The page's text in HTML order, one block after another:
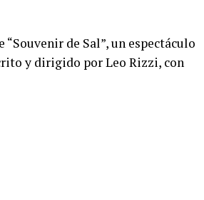
de Sal”, un espectáculo
y dirigido por Leo Rizzi, con